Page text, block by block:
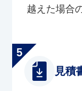
越えた場合
見積